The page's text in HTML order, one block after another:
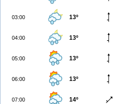
03:00 13º
04:00 13º
05:00 13º
06:00 13º
07:00 14º